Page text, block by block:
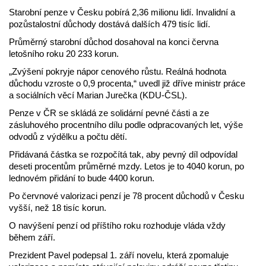
Starobní penze v Česku pobírá 2,36 milionu lidí. Invalidní a
pozůstalostní důchody dostává dalších 479 tisíc lidí.
Průměrný starobní důchod dosahoval na konci června
letošního roku 20 233 korun.
„Zvýšení pokryje nápor cenového růstu. Reálná hodnota
důchodu vzroste o 0,9 procenta,“ uvedl již dříve ministr práce
a sociálních věcí Marian Jurečka (KDU-ČSL).
Penze v ČR se skládá ze solidární pevné části a ze
zásluhového procentního dílu podle odpracovaných let, výše
odvodů z výdělku a počtu dětí.
Přidávaná částka se rozpočítá tak, aby pevný díl odpovídal
deseti procentům průměrné mzdy. Letos je to 4040 korun, po
lednovém přidání to bude 4400 korun.
Po červnové valorizaci penzí je 78 procent důchodů v Česku
vyšší, než 18 tisíc korun.
O navýšení penzí od příštího roku rozhoduje vláda vždy
během září.
Prezident Pavel podepsal 1. září novelu, která zpomaluje